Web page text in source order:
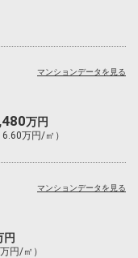
万円
万円/㎡）
マンションデータを見る
円
円/㎡）
マンションデータを見る